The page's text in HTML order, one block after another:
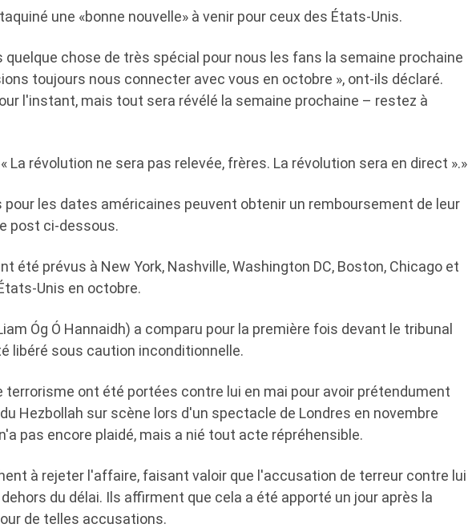
une «bonne nouvelle» à venir pour ceux des États-Unis.
quelque chose de très spécial pour nous les fans la semaine prochaine
toujours nous connecter avec vous en octobre », ont-ils déclaré.
l'instant, mais tout sera révélé la semaine prochaine – restez à
La révolution ne sera pas relevée, frères. La révolution sera en direct ».»
pour les dates américaines peuvent obtenir un remboursement de leur
post ci-dessous.
été prévus à New York, Nashville, Washington DC, Boston, Chicago et
Unis en octobre.
Óg Ó Hannaidh) a comparu pour la première fois devant le tribunal
libéré sous caution inconditionnelle.
terrorisme ont été portées contre lui en mai pour avoir prétendument
Hezbollah sur scène lors d'un spectacle de Londres en novembre
pas encore plaidé, mais a nié tout acte répréhensible.
à rejeter l'affaire, faisant valoir que l'accusation de terreur contre lui
du délai. Ils affirment que cela a été apporté un jour après la
de telles accusations.